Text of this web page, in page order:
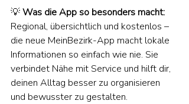
💡 Was die App so besonders macht:
Regional, übersichtlich und kostenlos –
die neue MeinBezirk-App macht lokale
Informationen so einfach wie nie. Sie
verbindet Nähe mit Service und hilft dir,
deinen Alltag besser zu organisieren
und bewusster zu gestalten.